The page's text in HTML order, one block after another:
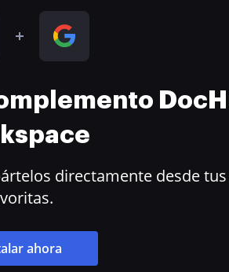
directamente desde
ahora